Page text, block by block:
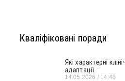
Кваліфіковані поради
Які характерні
адаптації
14.05.2026 14:48